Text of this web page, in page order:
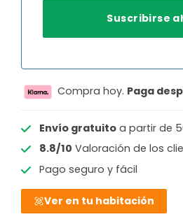
Compra hoy. Paga
Envío gratuitoa partir de
8.8/10 Valoración de los
Pago seguro y fácil
Ver en tu habitación